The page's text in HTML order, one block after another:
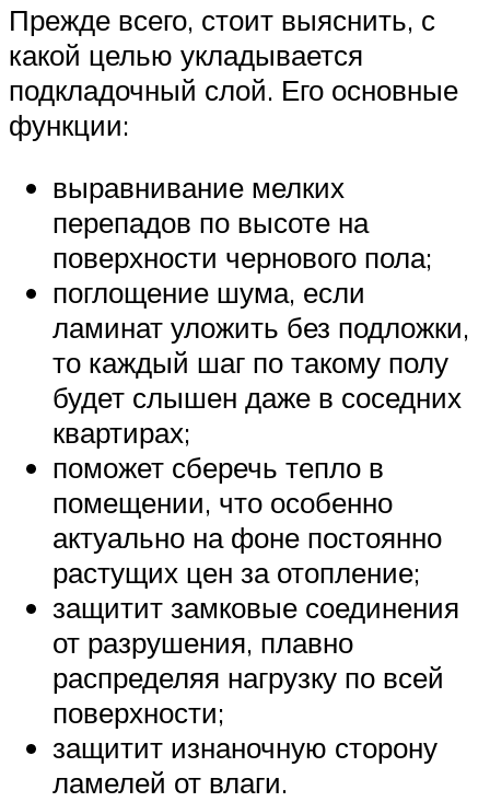
Прежде всего, стоит выяснить, с
какой целью укладывается
подкладочный слой. Его основные
функции:
выравнивание мелких
перепадов по высоте на
поверхности чернового пола;
поглощение шума, если
ламинат уложить без подложки,
то каждый шаг по такому полу
будет слышен даже в соседних
квартирах;
поможет сберечь тепло в
помещении, что особенно
актуально на фоне постоянно
растущих цен за отопление;
защитит замковые соединения
от разрушения, плавно
распределяя нагрузку по всей
поверхности;
защитит изнаночную сторону
ламелей от влаги.